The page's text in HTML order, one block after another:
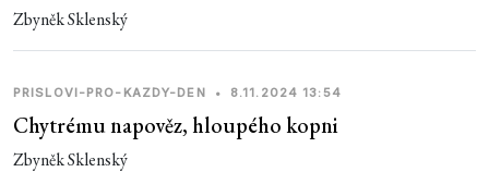
Zbyněk Sklenský
PRISLOVI-PRO-KAZDY-DEN • 8.11.2024 13:54
Chytrému napověz, hloupého kopni
Zbyněk Sklenský